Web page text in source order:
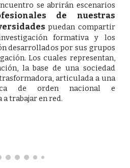
se abrirán escenarios
de nuestras
puedan compartir
formativa y los
desarrollados por sus grupos
Los cuales representan,
la base de una sociedad
articulada a una
de orden nacional e
trabajar en red.